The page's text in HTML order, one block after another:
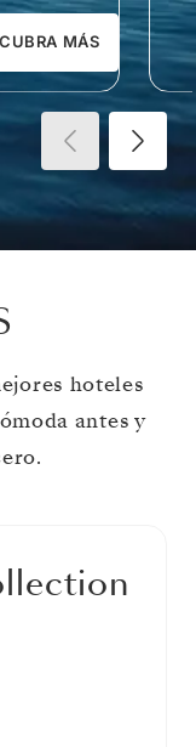
MÁS
hoteles
antes y